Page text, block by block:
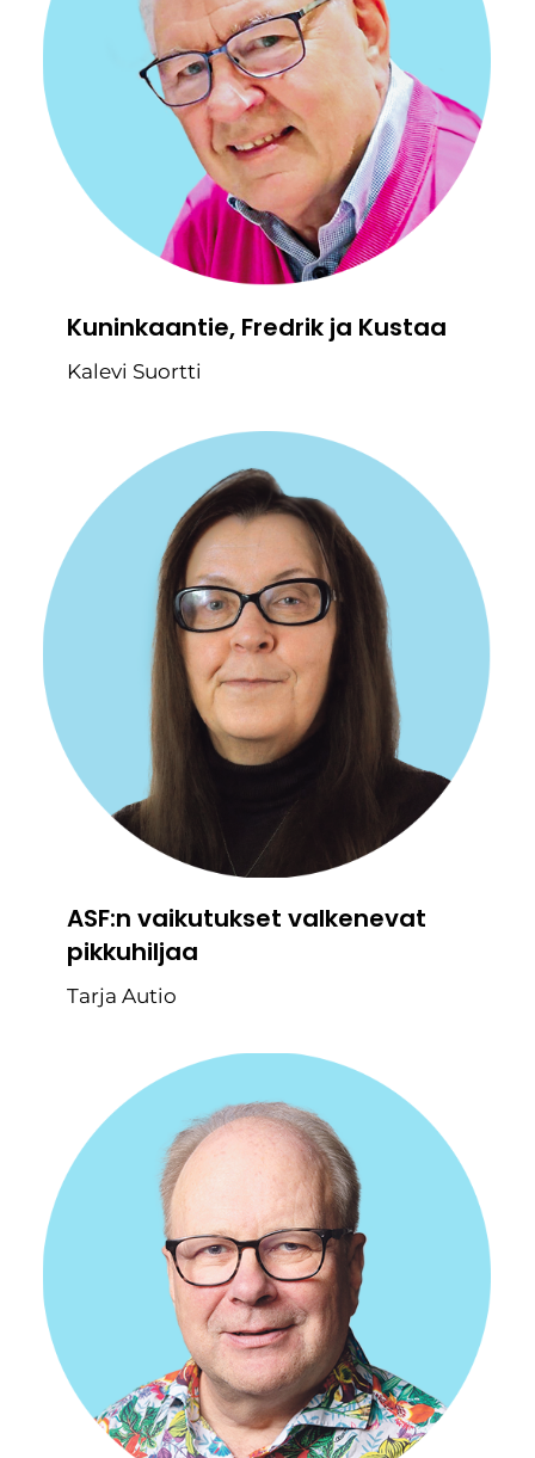
Kuninkaantie, Fredrik ja Kustaa
Kalevi Suortti
ASF:n vaikutukset valkenevat
pikkuhiljaa
Tarja Autio